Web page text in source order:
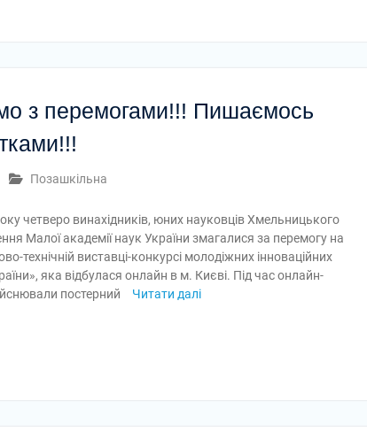
з перемогами!!! Пишаємось
Позашкільна
четверо винахідників, юних науковців Хмельницького
Малої академії наук України змагалися за перемогу на
технічній виставці-конкурсі молодіжних інноваційних
яка відбулася онлайн в м. Києві. Під час онлайн-
постерний
Читати далі